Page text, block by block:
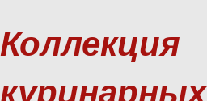
Коллекция
куринарных